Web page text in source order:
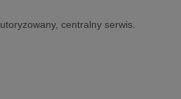
centralny serwis.